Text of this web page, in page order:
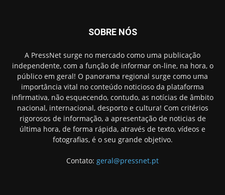
SOBRE NÓS
A PressNet surge no mercado como uma publicação
independente, com a função de informar on-line, na hora, o
público em geral! O panorama regional surge como uma
importância vital no conteúdo noticioso da plataforma
infirmativa, não esquecendo, contudo, as notícias de âmbito
nacional, internacional, desporto e cultura! Com critérios
rigorosos de informação, a apresentação de noticias de
última hora, de forma rápida, através de texto, vídeos e
fotografias, é o seu grande objetivo.
Contato: geral@pressnet.pt